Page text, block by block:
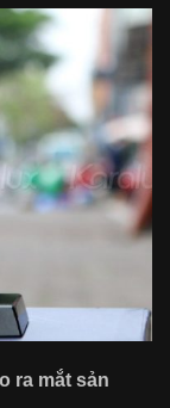
ra mắt sản